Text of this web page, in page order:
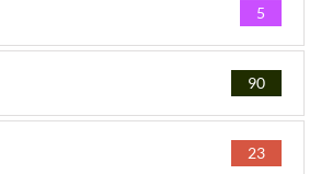
5
90
23